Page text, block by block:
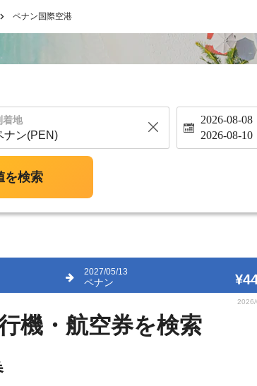
ペナン国際空港
着地 2026-08-08
2026-08-10
を検索
2027/05/13
ペナン
機・航空券を検索